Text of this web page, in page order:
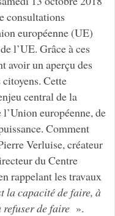
consultations
européenne (UE)
l’UE. Grâce à ces
avoir un aperçu des
Cette
central de la
européenne, de
Comment
Verluise, créateur
du Centre
rappelant les travaux
la capacité de faire, à
refuser de faire ».